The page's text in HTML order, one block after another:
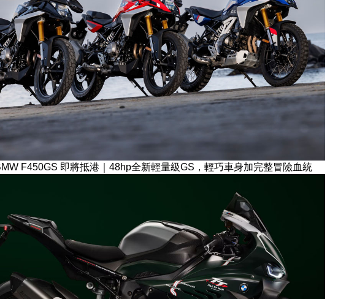
F450GS 即將抵港｜48hp全新輕量級GS，輕巧車身加完整冒險血統